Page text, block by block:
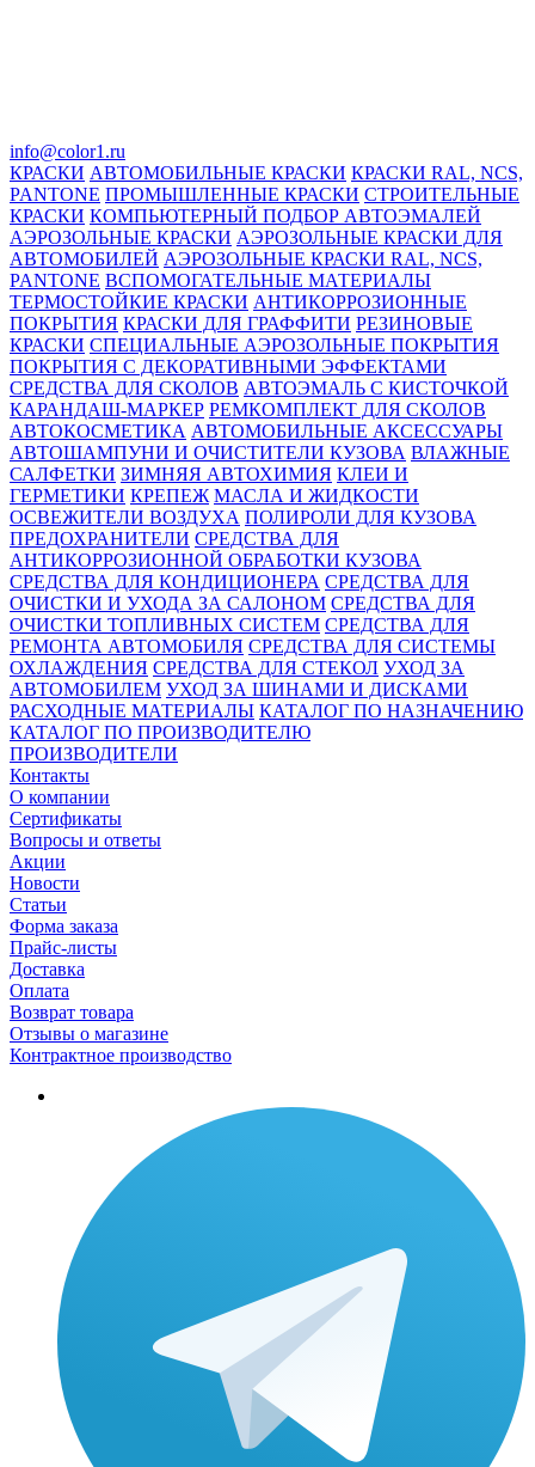
info@color1.ru
КРАСКИ АВТОМОБИЛЬНЫЕ КРАСКИ КРАСКИ RAL, NCS,
PANTONE ПРОМЫШЛЕННЫЕ КРАСКИ СТРОИТЕЛЬНЫЕ
КРАСКИ КОМПЬЮТЕРНЫЙ ПОДБОР АВТОЭМАЛЕЙ
АЭРОЗОЛЬНЫЕ КРАСКИ АЭРОЗОЛЬНЫЕ КРАСКИ ДЛЯ
АВТОМОБИЛЕЙ АЭРОЗОЛЬНЫЕ КРАСКИ RAL, NCS,
PANTONE ВСПОМОГАТЕЛЬНЫЕ МАТЕРИАЛЫ
ТЕРМОСТОЙКИЕ КРАСКИ АНТИКОРРОЗИОННЫЕ
ПОКРЫТИЯ КРАСКИ ДЛЯ ГРАФФИТИ РЕЗИНОВЫЕ
КРАСКИ СПЕЦИАЛЬНЫЕ АЭРОЗОЛЬНЫЕ ПОКРЫТИЯ
ПОКРЫТИЯ С ДЕКОРАТИВНЫМИ ЭФФЕКТАМИ
СРЕДСТВА ДЛЯ СКОЛОВ АВТОЭМАЛЬ С КИСТОЧКОЙ
КАРАНДАШ-МАРКЕР РЕМКОМПЛЕКТ ДЛЯ СКОЛОВ
АВТОКОСМЕТИКА АВТОМОБИЛЬНЫЕ АКСЕССУАРЫ
АВТОШАМПУНИ И ОЧИСТИТЕЛИ КУЗОВА ВЛАЖНЫЕ
САЛФЕТКИ ЗИМНЯЯ АВТОХИМИЯ КЛЕИ И
ГЕРМЕТИКИ КРЕПЕЖ МАСЛА И ЖИДКОСТИ
ОСВЕЖИТЕЛИ ВОЗДУХА ПОЛИРОЛИ ДЛЯ КУЗОВА
ПРЕДОХРАНИТЕЛИ СРЕДСТВА ДЛЯ
АНТИКОРРОЗИОННОЙ ОБРАБОТКИ КУЗОВА
СРЕДСТВА ДЛЯ КОНДИЦИОНЕРА СРЕДСТВА ДЛЯ
ОЧИСТКИ И УХОДА ЗА САЛОНОМ СРЕДСТВА ДЛЯ
ОЧИСТКИ ТОПЛИВНЫХ СИСТЕМ СРЕДСТВА ДЛЯ
РЕМОНТА АВТОМОБИЛЯ СРЕДСТВА ДЛЯ СИСТЕМЫ
ОХЛАЖДЕНИЯ СРЕДСТВА ДЛЯ СТЕКОЛ УХОД ЗА
АВТОМОБИЛЕМ УХОД ЗА ШИНАМИ И ДИСКАМИ
РАСХОДНЫЕ МАТЕРИАЛЫ КАТАЛОГ ПО НАЗНАЧЕНИЮ
КАТАЛОГ ПО ПРОИЗВОДИТЕЛЮ
ПРОИЗВОДИТЕЛИ
Контакты
О компании
Сертификаты
Вопросы и ответы
Акции
Новости
Статьи
Форма заказа
Прайс-листы
Доставка
Оплата
Возврат товара
Отзывы о магазине
Контрактное производство